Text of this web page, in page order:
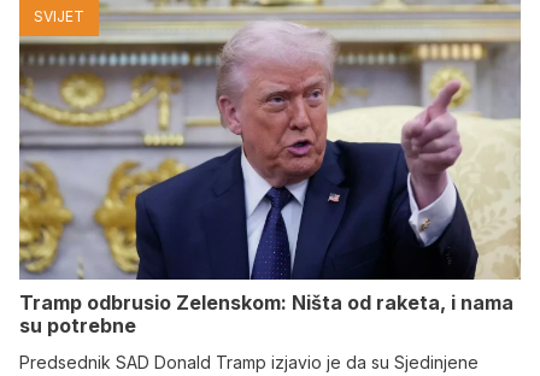
SVIJET
Tramp odbrusio Zelenskom: Ništa od raketa, i nama
su potrebne
Predsednik SAD Donald Tramp izjavio je da su Sjedinjene